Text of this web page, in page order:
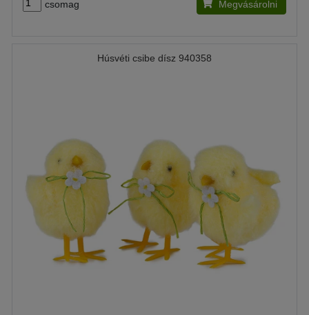
csomag Megvásárolni
Húsvéti csibe dísz 940358